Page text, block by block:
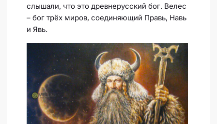
слышали, что это древнерусский бог. Велес
– бог трёх миров, соединяющий Правь, Навь
и Явь.